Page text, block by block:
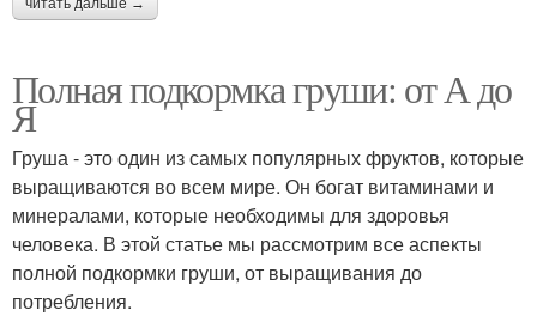
Полная подкормка груши: от А до
Я
Груша - это один из самых популярных фруктов, которые
выращиваются во всем мире. Он богат витаминами и
минералами, которые необходимы для здоровья
человека. В этой статье мы рассмотрим все аспекты
полной подкормки груши, от выращивания до
потребления.